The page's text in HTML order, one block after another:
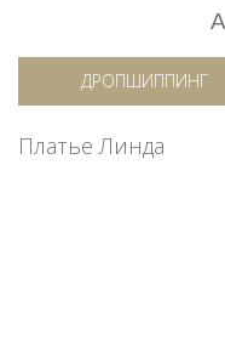
ДРОПШИППИНГ
Платье Линда